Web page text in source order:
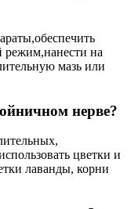
режим,нанести на
мазь или
нерве?
цветки и
лаванды, корни